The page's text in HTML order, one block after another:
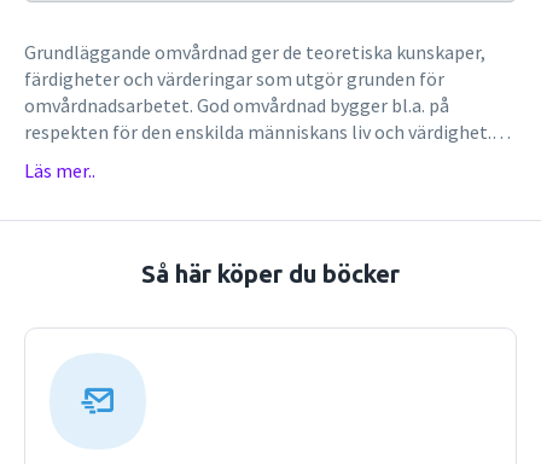
Grundläggande omvårdnad ger de teoretiska kunskaper,
färdigheter och värderingar som utgör grunden för
omvårdnadsarbetet. God omvårdnad bygger bl.a. på
respekten för den enskilda människans liv och värdighet.
Samspelet mellan patient och sjuksköterska är därför
särskilt viktigt. Av den orsaken ligger tyngdpunkten på
Patientberättelser, exempel och frågor att fundera över
engagerar studenterna att reflektera över sin yrkesroll och
berör olika sätt att se på hälsa och sjukdom, interkulturell
omvårdnad, kropp och välbefinnande, samspelet mellan
sjuksköterska och patient, beslutsprocesser samt
kompetens, teori, kliniska erfarenheter och professionellt
Läs mer..
Så här köper du böcker